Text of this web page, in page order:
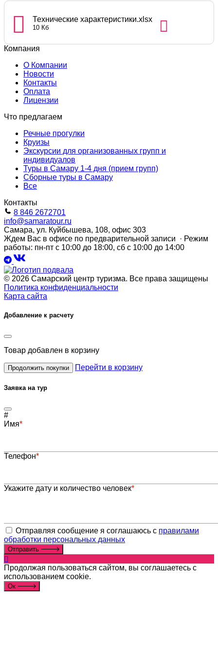
Технические характеристики.xlsx
10 Кб
Компания
О Компании
Новости
Контакты
Оплата
Лицензии
Что предлагаем
Речные прогулки
Круизы
Экскурсии для организованных групп и
индивидуалов
Туры в Самару 1-4 дня (прием групп)
Сборные туры в Самару
Все
Контакты
8 846 2672701
info@samaratour.ru
Самара, ул. Куйбышева, 108, офис 303
Ждем Вас в офисе по предварительной записи · Режим
работы: пн-пт с 10:00 до 18:00, сб с 10:00 до 14:00
© 2026 Самарский центр туризма. Все права защищены
Политика конфиденциальности
Карта сайта
Добавление к расчету
Товар добавлен в корзину
Продолжить покупки Перейти в корзину
Заявка на тур
#
Имя*
Телефон*
Укажите дату и количество человек*
Отправляя сообщение я соглашаюсь с правилами
обработки персональных данных
Отправить
Продолжая пользоваться сайтом, вы соглашаетесь с
использованием cookie.
Ок